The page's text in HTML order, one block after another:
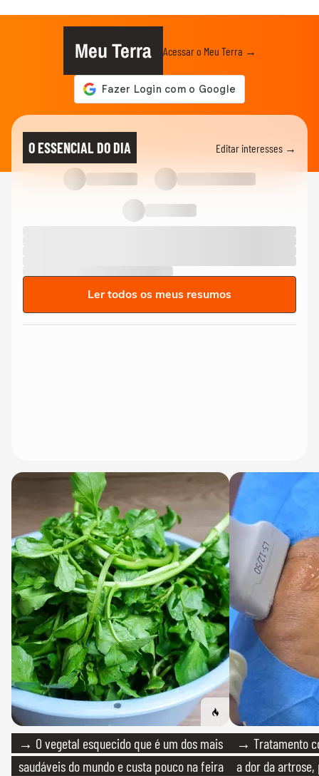
Meu Terra Acessar o Meu Terra →
O ESSENCIAL DO DIA Editar interesses →
Ler todos os meus resumos
→ O vegetal esquecido que é um dos mais
saudáveis do mundo e custa pouco na feira
→ Tratamento
a dor da artrose,